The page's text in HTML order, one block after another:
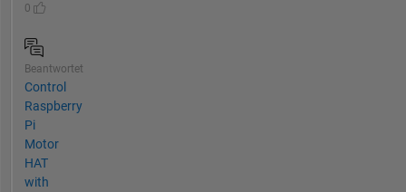
0
Beantwortet
Control
Raspberry
Pi
Motor
HAT
with